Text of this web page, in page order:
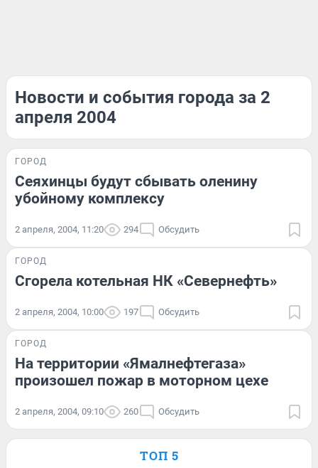
Новости и события города за 2
апреля 2004
ГОРОД
Сеяхинцы будут сбывать оленину
убойному комплексу
2 апреля, 2004, 11:20 294 Обсудить
ГОРОД
Сгорела котельная НК «Севернефть»
2 апреля, 2004, 10:00 197 Обсудить
ГОРОД
На территории «Ямалнефтегаза»
произошел пожар в моторном цехе
2 апреля, 2004, 09:10 260 Обсудить
ТОП 5